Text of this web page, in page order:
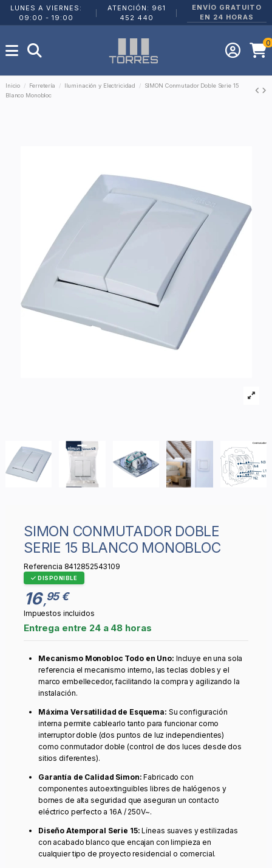
LUNES A VIERNES:
09:00 - 19:00
ATENCIÓN: 961
452 440
ENVÍO GRATUITO
EN 24 HORAS
0
Inicio Ferretería Iluminación y Electricidad
SIMON Conmutador Doble Serie 15
Blanco Monobloc
SIMON CONMUTADOR DOBLE
SERIE 15 BLANCO MONOBLOC
Referencia 8412852543109
DISPONIBLE
16 ,95 €
Impuestos incluidos
Entrega entre 24 a 48 horas
Mecanismo Monobloc Todo en Uno: Incluye en una sola
referencia el mecanismo interno, las teclas dobles y el
marco embellecedor, facilitando la compra y agilizando la
instalación.
Máxima Versatilidad de Esquema: Su configuración
interna permite cablearlo tanto para funcionar como
interruptor doble (dos puntos de luz independientes)
como conmutador doble (control de dos luces desde dos
sitios diferentes).
Garantía de Calidad Simon: Fabricado con
componentes autoextinguibles libres de halógenos y
bornes de alta seguridad que aseguran un contacto
eléctrico perfecto a 16A / 250V~.
Diseño Atemporal Serie 15: Líneas suaves y estilizadas
con acabado blanco que encajan con limpieza en
cualquier tipo de proyecto residencial o comercial.